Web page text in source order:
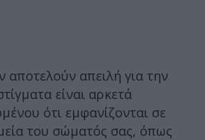
αποτελούν απειλή για την
είναι αρκετά
ότι εμφανίζονται σε
του σώματός σας, όπως